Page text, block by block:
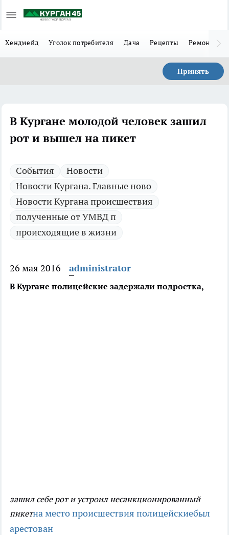
Хендмейд Уголок потребителя Дача Рецепты Ремонт
Принять
В Кургане молодой человек зашил
рот и вышел на пикет
Cобытия
Новости
Новости Кургана. Главные ново
Новости Кургана происшествия
полученные от УМВД п
происходящие в жизни
26 мая 2016 administrator
В Кургане полицейские задержали подростка,
зашил себе рот и устроил несанкционированный
пикетна место происшествия полицейскиебыл
арестован